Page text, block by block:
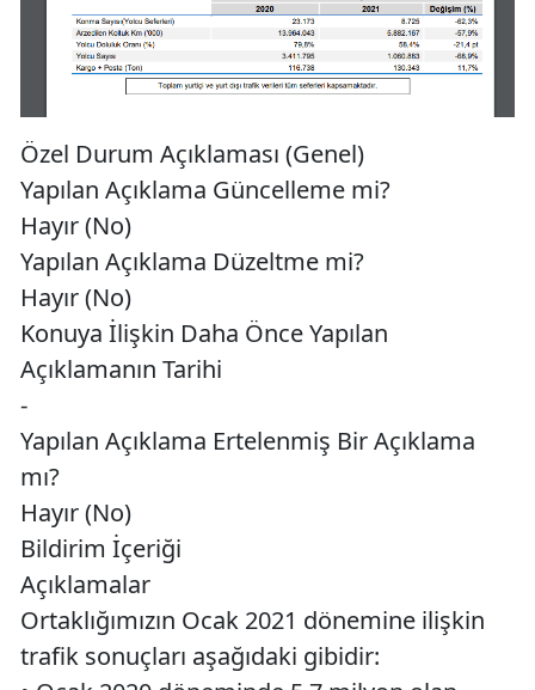
Özel Durum Açıklaması (Genel)
Yapılan Açıklama Güncelleme mi?
Hayır (No)
Yapılan Açıklama Düzeltme mi?
Hayır (No)
Konuya İlişkin Daha Önce Yapılan
Açıklamanın Tarihi
-
Yapılan Açıklama Ertelenmiş Bir Açıklama
mı?
Hayır (No)
Bildirim İçeriği
Açıklamalar
Ortaklığımızın Ocak 2021 dönemine ilişkin
trafik sonuçları aşağıdaki gibidir: